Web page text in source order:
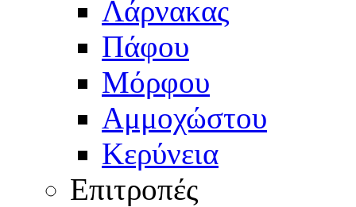
Λάρνακας
Πάφου
Μόρφου
Αμμοχώστου
Κερύνεια
Επιτροπές